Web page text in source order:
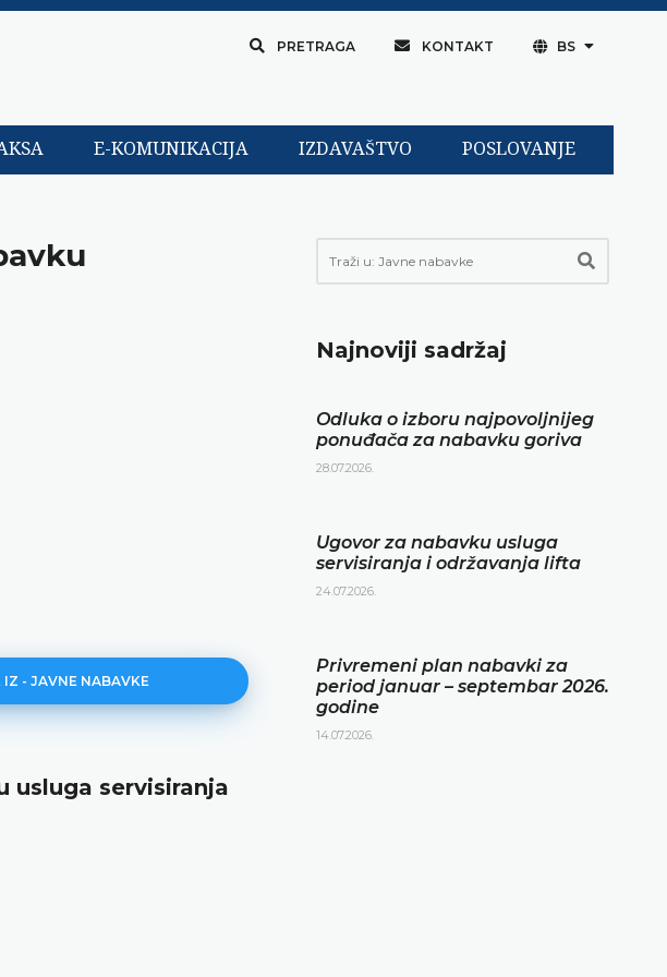
PRETRAGA KONTAKT BS
E-KOMUNIKACIJA IZDAVAŠTVO POSLOVANJE
IZ - JAVNE NABAVKE
usluga servisiranja
Najnoviji sadržaj
Odluka o izboru najpovoljnijeg
ponuđača za nabavku goriva
28.07.2026.
Ugovor za nabavku usluga
servisiranja i održavanja lifta
24.07.2026.
Privremeni plan nabavki za
period januar – septembar 2026.
godine
14.07.2026.